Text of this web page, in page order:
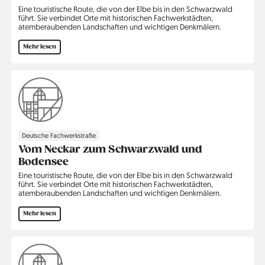
Eine touristische Route, die von der Elbe bis in den Schwarzwald
führt. Sie verbindet Orte mit historischen Fachwerkstädten,
atemberaubenden Landschaften und wichtigen Denkmälern.
Mehr lesen
Deutsche Fachwerkstraße
Vom Neckar zum Schwarzwald und
Bodensee
Eine touristische Route, die von der Elbe bis in den Schwarzwald
führt. Sie verbindet Orte mit historischen Fachwerkstädten,
atemberaubenden Landschaften und wichtigen Denkmälern.
Mehr lesen